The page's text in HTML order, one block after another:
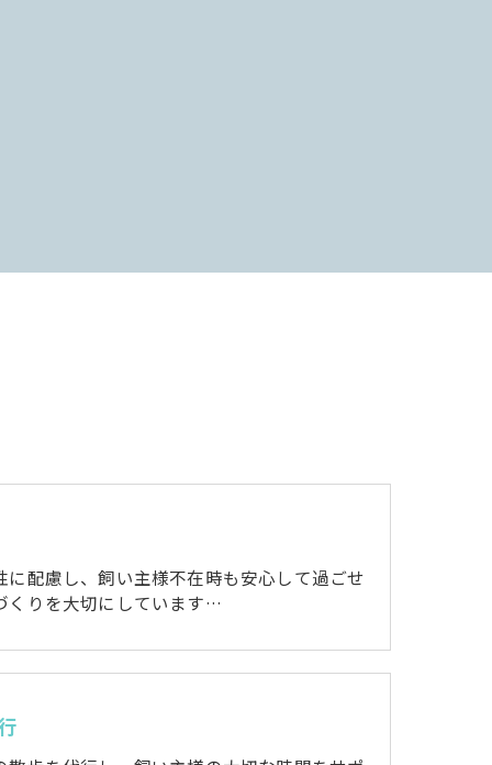
に配慮し、飼い主様不在時も安心して過ごせ
くりを大切にしています…